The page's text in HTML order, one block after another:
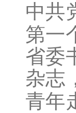
中共
第一
省委
杂志
青年